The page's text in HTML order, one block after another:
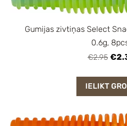
Gumijas zivtiņas Select
0.6g,
€2.95
IELIKT